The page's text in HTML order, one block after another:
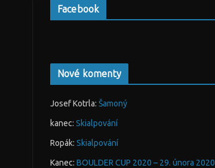
Facebook
Nové komenty
Josef Kotrla: Šamoný
kanec: Skialpování
Ropák: Skialpování
Kanec: BOULDER CUP 2020 – 29. února 2020